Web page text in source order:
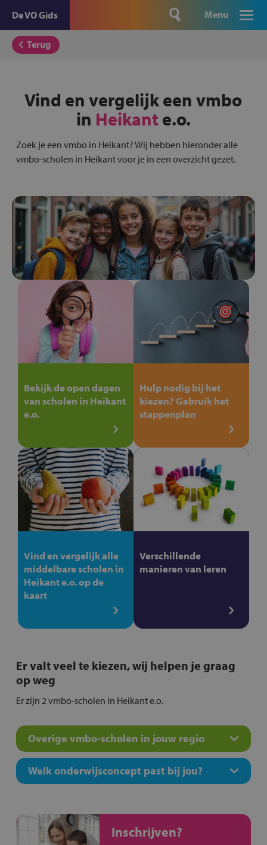
De VO Gids Menu
Terug
Vind en vergelijk een vmbo
in Heikant e.o.
Zoek je een vmbo in Heikant? Wij hebben hieronder alle
vmbo-scholen in Heikant voor je in een overzicht gezet.
Bekijk de open dagen
van scholen in Heikant
e.o.
Hulp nodig bij het
kiezen? Gebruik het
stappenplan
Vind en vergelijk alle
middelbare scholen in
Heikant e.o. op de
kaart
Verschillende
manieren van leren
Er valt veel te kiezen, wij helpen je graag
op weg
Er zijn 2 vmbo-scholen in Heikant e.o.
Overige vmbo-scholen in jouw regio
Welk onderwijsconcept past bij jou?
Inschrijven?